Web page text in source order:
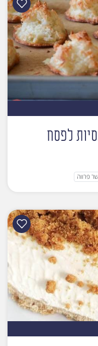
לפסח
פרווה